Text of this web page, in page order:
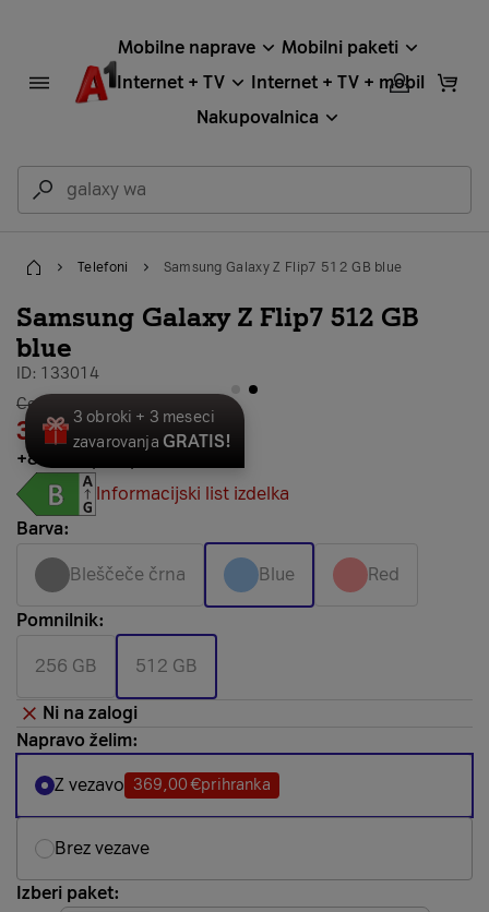
Mobilne naprave
Mobilni paketi
Internet + TV
Internet + TV + mobil
Nakupovalnica
Home
Telefoni Samsung Galaxy Z Flip7 512 GB blue
Samsung Galaxy Z Flip7 512 GB
blue
ID: 133014
3 obroki + 3 meseci
zavarovanja GRATIS!
galerija stran 2
Cena brez vezave: 1.257,00 €
33,30€×24
+88,80 €
Informacijski list izdelka
Barva:
Bleščeče črna Blue Red
Pomnilnik:
256 GB 512 GB
Ni na zalogi
Napravo želim:
Z vezavo 369,00 €prihranka
Brez vezave
Izberi paket: